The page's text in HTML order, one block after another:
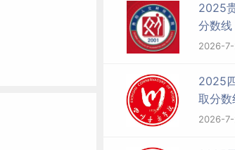
2025
分数
年）
2026-
2025
取分
年）
2026-